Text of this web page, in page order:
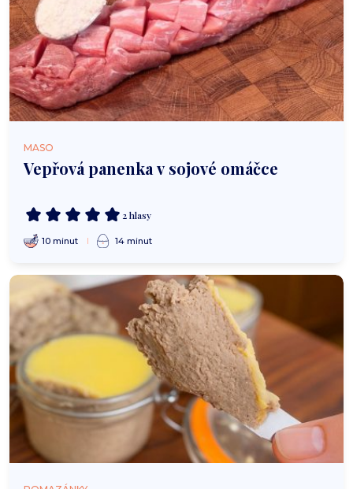
MASO
Vepřová panenka v sojové omáčce
2 hlasy
10 minut 14 minut